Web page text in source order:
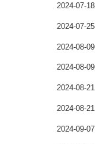
2024-07-18
2024-07-25
2024-08-09
2024-08-09
2024-08-21
2024-08-21
2024-09-07